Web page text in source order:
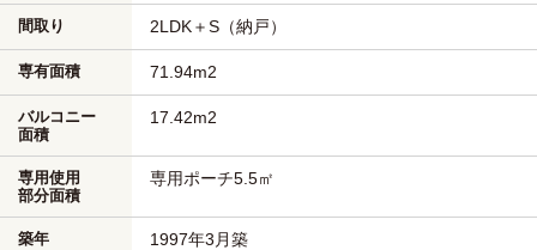
間取り 2LDK＋S（納戸）
専有面積 71.94m2
バルコニー
面積
17.42m2
専用使用
部分面積
専用ポーチ5.5㎡
築年 1997年3月築